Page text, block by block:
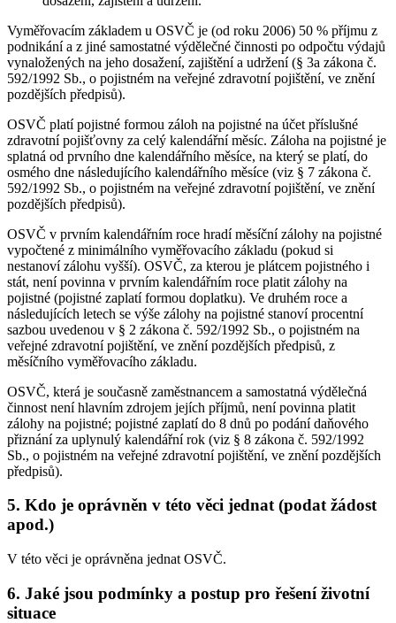
Vyměřovacím základem u OSVČ je (od roku 2006) 50 % příjmu z
podnikání a z jiné samostatné výdělečné činnosti po odpočtu výdajů
vynaložených na jeho dosažení, zajištění a udržení (§ 3a zákona č.
592/1992 Sb., o pojistném na veřejné zdravotní pojištění, ve znění
pozdějších předpisů).
OSVČ platí pojistné formou záloh na pojistné na účet příslušné
zdravotní pojišťovny za celý kalendářní měsíc. Záloha na pojistné je
splatná od prvního dne kalendářního měsíce, na který se platí, do
osmého dne následujícího kalendářního měsíce (viz § 7 zákona č.
592/1992 Sb., o pojistném na veřejné zdravotní pojištění, ve znění
pozdějších předpisů).
OSVČ v prvním kalendářním roce hradí měsíční zálohy na pojistné
vypočtené z minimálního vyměřovacího základu (pokud si
nestanoví zálohu vyšší). OSVČ, za kterou je plátcem pojistného i
stát, není povinna v prvním kalendářním roce platit zálohy na
pojistné (pojistné zaplatí formou doplatku). Ve druhém roce a
následujících letech se výše zálohy na pojistné stanoví procentní
sazbou uvedenou v § 2 zákona č. 592/1992 Sb., o pojistném na
veřejné zdravotní pojištění, ve znění pozdějších předpisů, z
měsíčního vyměřovacího základu.
OSVČ, která je současně zaměstnancem a samostatná výdělečná
činnost není hlavním zdrojem jejích příjmů, není povinna platit
zálohy na pojistné; pojistné zaplatí do 8 dnů po podání daňového
přiznání za uplynulý kalendářní rok (viz § 8 zákona č. 592/1992
Sb., o pojistném na veřejné zdravotní pojištění, ve znění pozdějších
předpisů).
5. Kdo je oprávněn v této věci jednat (podat žádost
apod.)
V této věci je oprávněna jednat OSVČ.
6. Jaké jsou podmínky a postup pro řešení životní
situace